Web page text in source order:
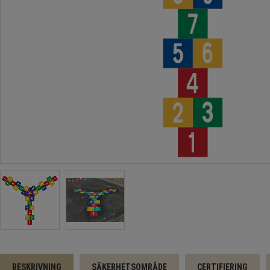
BESKRIVNING SÄKERHETSOMRÅDE CERTIFIERING